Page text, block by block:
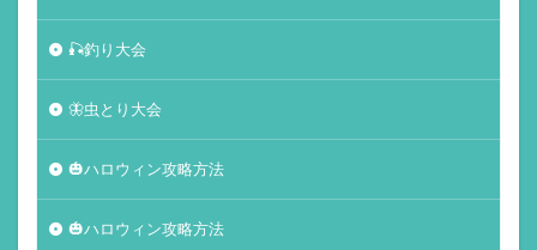
🎣釣り大会
🦋虫とり大会
🎃ハロウィン攻略方法
🎃ハロウィン攻略方法